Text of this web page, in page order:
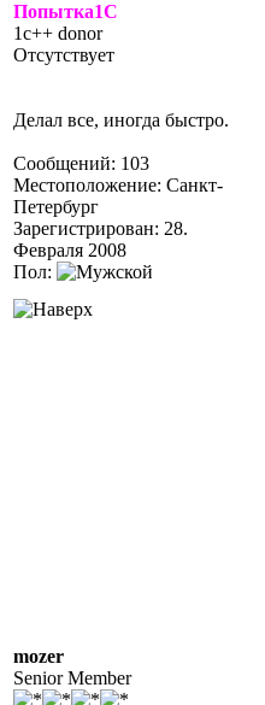
Попытка1С
1c++ donor
Отсутствует
Делал все, иногда быстро.
Сообщений: 103
Местоположение: Санкт-
Петербург
Зарегистрирован: 28.
Февраля 2008
Пол:
mozer
Senior Member